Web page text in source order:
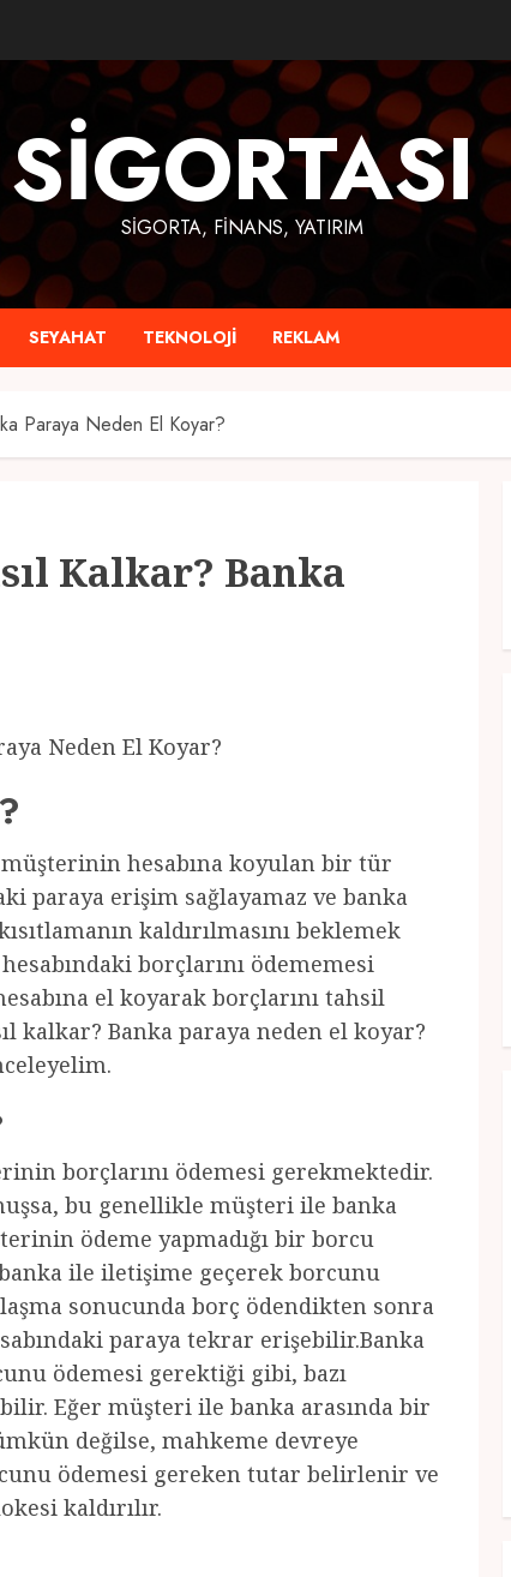
SIGORTASI
SIGORTA, FINANS, YATIRIM
SEYAHAT TEKNOLOJI REKLAM
Paraya Neden El Koyar?
Kalkar? Banka
Neden El Koyar?
hesabına koyulan bir tür
paraya erişim sağlayamaz ve banka
kaldırılmasını beklemek
borçlarını ödememesi
el koyarak borçlarını tahsil
kalkar? Banka paraya neden el koyar?
borçlarını ödemesi gerekmektedir.
bu genellikle müşteri ile banka
ödeme yapmadığı bir borcu
ile iletişime geçerek borcunu
sonucunda borç ödendikten sonra
paraya tekrar erişebilir.Banka
ödemesi gerektiği gibi, bazı
Eğer müşteri ile banka arasında bir
değilse, mahkeme devreye
ödemesi gereken tutar belirlenir ve
kaldırılır.